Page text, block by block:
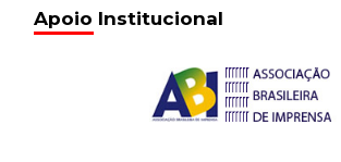
Apoio Institucional